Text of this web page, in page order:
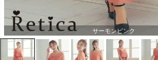
サーモンピンク